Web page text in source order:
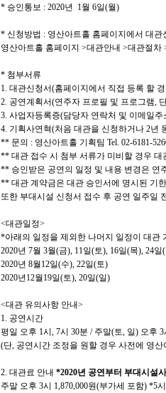
* 승인통보 : 2020년 1월 6일(월)
* 신청방법 : 영산아트홀 홈페이지에서 대관
영산아트홀 홈페이지 >대관안내 >대관절차
* 첨부서류
1. 대관신청서(홈페이지에서 직접 등록 할
2. 공연계획서(연주자 프로필 및 프로그램,
3. 사업자등록증(담당자 연락처 및 이메일주
4. 기획사연혁(처음 대관을 신청하거나 2년
** 문의 : 영산아트홀 기획팀 Tel. 02-6181-
** 대관 접수 시 첨부 서류가 미비할 경우
** 승인받은 공연의 일정 및 내용 변경은 연
** 대관 계약금은 대관 승인서에 명시된 기
또한 부대시설 신청서 접수 후 공연 일주일
<대관일정>
*아래의 일정을 제외한 나머지 일정이 대관
2020년 7월 3월(금), 11일(토), 16일(목), 24일
2020년 8월12일(수), 22일(토)
2020년12월19일(토), 20일(일)
<대관 유의사항 안내>
1. 공연시간
평일 오후 1시 , 7시 30분 / 주말(토, 일) 오후 3
(단, 공연시간 조정을 원할 경우 사전에 영
2. 대관료 안내 *2020년 공연부터 부대시설
주말 오후 3시 1,870,000원(부가세 포함) *5